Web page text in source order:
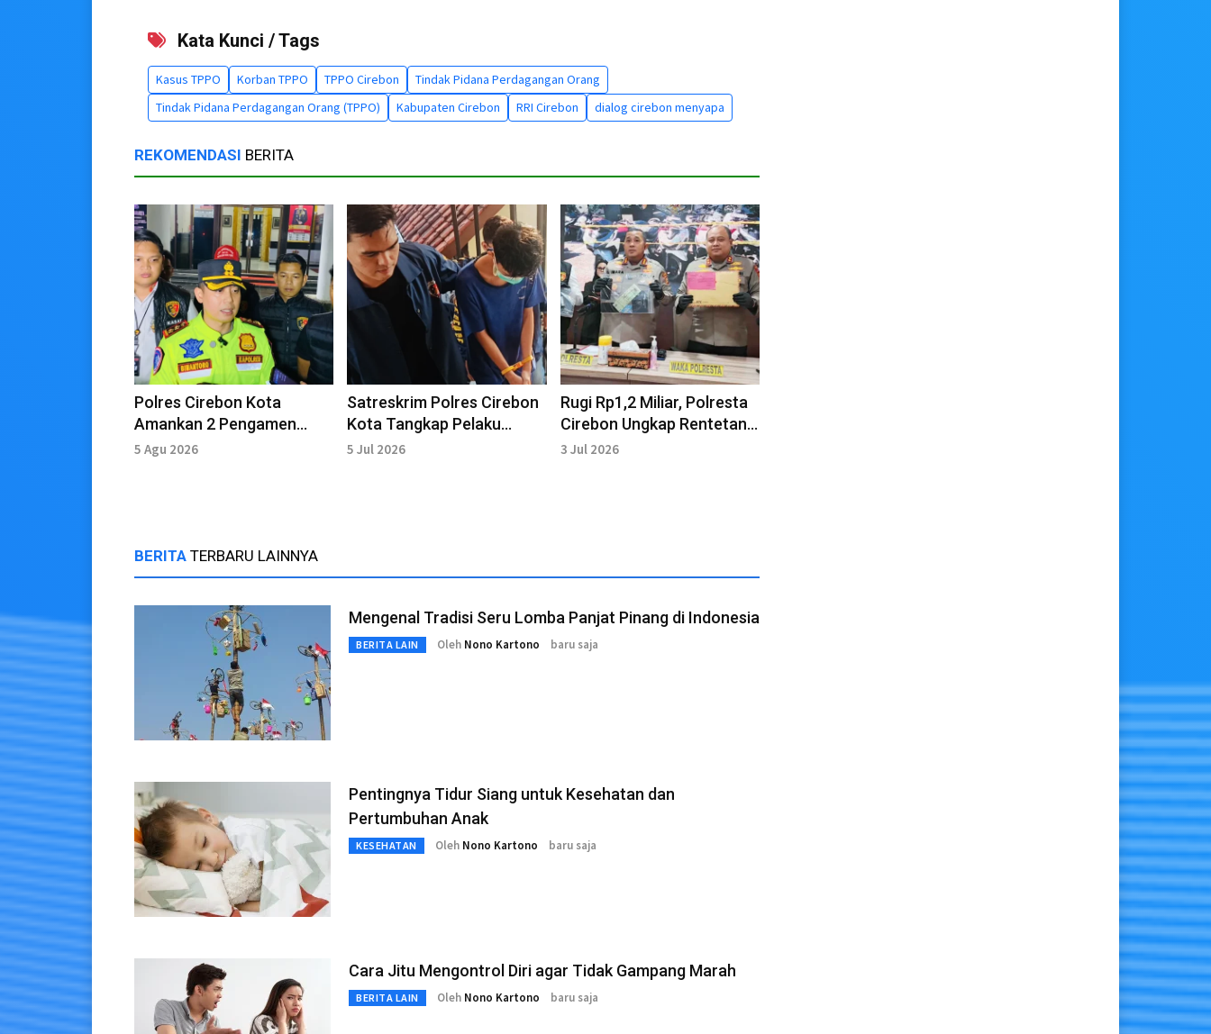
Kata Kunci / Tags
Kasus TPPO Korban TPPO TPPO Cirebon
Tindak Pidana Perdagangan Orang
Tindak Pidana Perdagangan Orang (TPPO)
Kabupaten Cirebon RRI Cirebon dialog cirebon menyapa
REKOMENDASI BERITA
Polres Cirebon Kota
Amankan 2 Pengamen
Pemukul Warga di GTC
5 Agu 2026
Satreskrim Polres Cirebon
Kota Tangkap Pelaku
Tindak Asusila di JPO
5 Jul 2026
Rugi Rp1,2 Miliar, Polresta
Cirebon Ungkap Rentetan
Kasus Kriminalitas Selama
3 Jul 2026
BERITA TERBARU LAINNYA
Mengenal Tradisi Seru Lomba Panjat Pinang di Indonesia
BERITA LAIN Oleh Nono Kartono baru saja
Pentingnya Tidur Siang untuk Kesehatan dan
Pertumbuhan Anak
KESEHATAN Oleh Nono Kartono baru saja
Cara Jitu Mengontrol Diri agar Tidak Gampang Marah
BERITA LAIN Oleh Nono Kartono baru saja